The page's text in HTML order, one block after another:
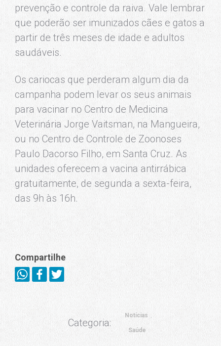
prevenção e controle da raiva. Vale lembrar
que poderão ser imunizados cães e gatos a
partir de três meses de idade e adultos
saudáveis.
Os cariocas que perderam algum dia da
campanha podem levar os seus animais
para vacinar no Centro de Medicina
Veterinária Jorge Vaitsman, na Mangueira,
ou no Centro de Controle de Zoonoses
Paulo Dacorso Filho, em Santa Cruz. As
unidades oferecem a vacina antirrábica
gratuitamente, de segunda a sexta-feira,
das 9h às 16h.
Compartilhe
Categoria:
Notícias
Saúde